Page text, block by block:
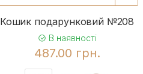
Кошик подарунковий №208
В наявності
487.00 грн.